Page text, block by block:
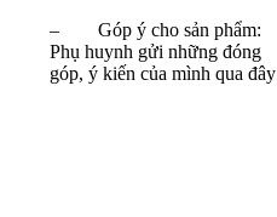
– Góp ý cho sản phẩm:
Phụ huynh gửi những đóng
góp, ý kiến của mình qua đây